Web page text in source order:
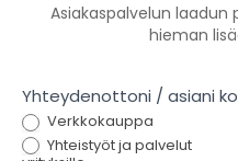
verkkokaupan
asiakaspalveluun
Asiakaspalvelun laadun
hieman
Yhteydenottoni / asiani
Verkkokauppa
Yhteistyöt ja palvelut